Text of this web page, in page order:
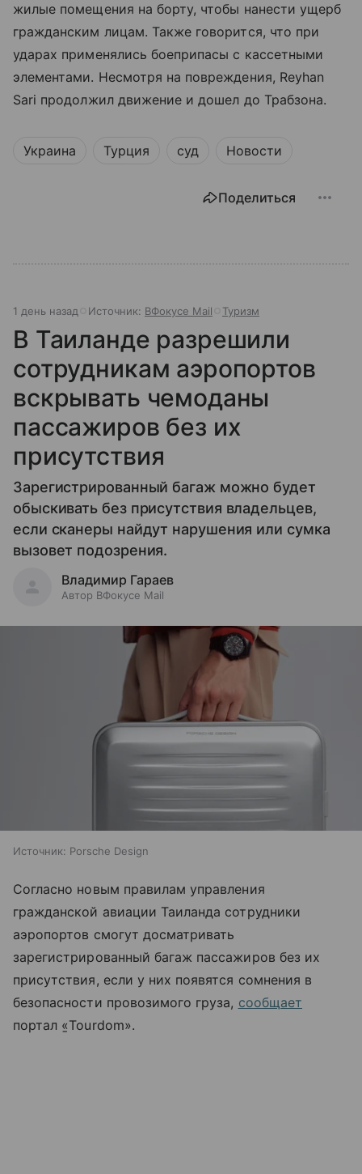
жилые помещения на борту, чтобы нанести ущерб
гражданским лицам. Также говорится, что при
ударах применялись боеприпасы с кассетными
элементами. Несмотря на повреждения, Reyhan
Sari продолжил движение и дошел до Трабзона.
Украина Турция суд Новости
Поделиться
1 день назад Источник: ВФокусе Mail Туризм
В Таиланде разрешили
сотрудникам аэропортов
вскрывать чемоданы
пассажиров без их
присутствия
Зарегистрированный багаж можно будет
обыскивать без присутствия владельцев,
если сканеры найдут нарушения или сумка
вызовет подозрения.
Владимир Гараев
Автор ВФокусе Mail
Источник: Porsche Design
Согласно новым правилам управления
гражданской авиации Таиланда сотрудники
аэропортов смогут досматривать
зарегистрированный багаж пассажиров без их
присутствия, если у них появятся сомнения в
безопасности провозимого груза, сообщает
портал «̱Tourdom».